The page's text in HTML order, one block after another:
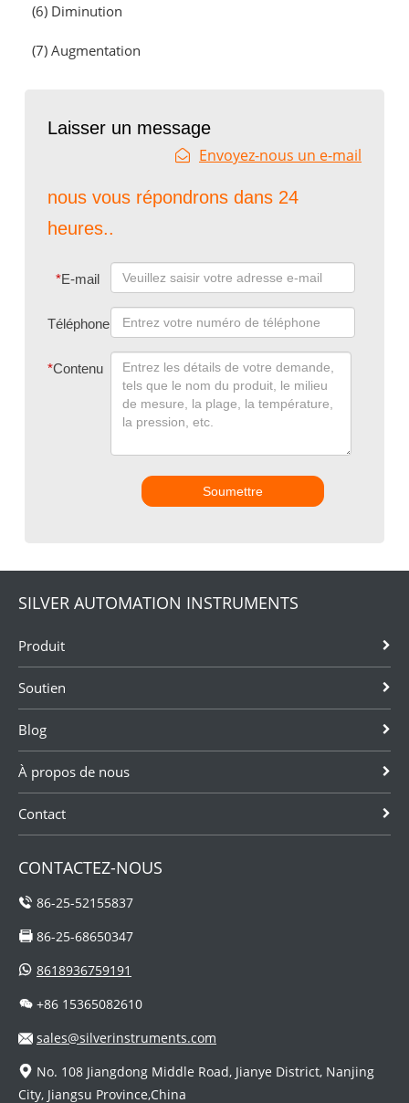
(6) Diminution
(7) Augmentation
Laisser un message
Envoyez-nous un e-mail
nous vous répondrons dans 24
heures..
*E-mail
Téléphone
*Contenu
Soumettre
SILVER AUTOMATION INSTRUMENTS
Produit
Soutien
Blog
À propos de nous
Contact
CONTACTEZ-NOUS
86-25-52155837
86-25-68650347
8618936759191
+86 15365082610
sales@silverinstruments.com
No. 108 Jiangdong Middle Road, Jianye District, Nanjing
City, Jiangsu Province,China